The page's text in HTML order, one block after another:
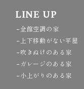
LINE UP
全館空調の家
上下移動がない平屋
吹きぬけのある家
ガレージのある家
小上がりのある家